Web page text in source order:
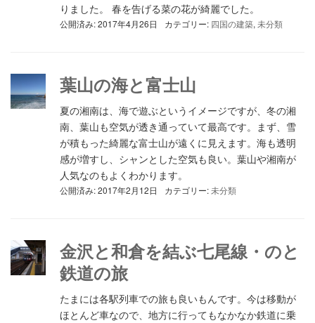
りました。 春を告げる菜の花が綺麗でした。
公開済み: 2017年4月26日 カテゴリー: 四国の建築, 未分類
葉山の海と富士山
夏の湘南は、海で遊ぶというイメージですが、冬の湘
南、葉山も空気が透き通っていて最高です。まず、雪
が積もった綺麗な富士山が遠くに見えます。海も透明
感が増すし、シャンとした空気も良い。葉山や湘南が
人気なのもよくわかります。
公開済み: 2017年2月12日 カテゴリー:未分類
金沢と和倉を結ぶ七尾線・のと
鉄道の旅
たまには各駅列車での旅も良いもんです。今は移動が
ほとんど車なので、地方に行ってもなかなか鉄道に乗